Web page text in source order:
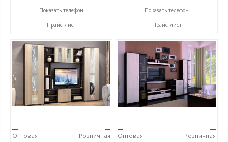
+7 (927) 38-059-88
Показать телефон
Прайс-лист
+7 (927) 38-059-88
Показать телефон
Прайс-лист
—
Оптовая
—
Розничная
—
Оптовая
—
Розничная